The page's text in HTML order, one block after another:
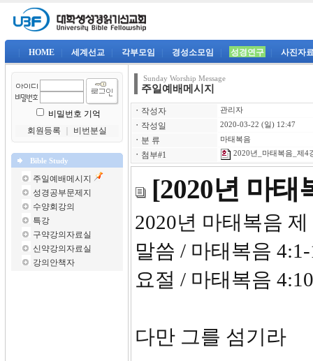
HOME 세계선교 각부모임 경성소모임 성경연구 사진자
비밀번호 기억
회원등록
비번분실
Bible Study
주일예배메시지
성경공부문제지
수양회강의
특강
구약강의자료실
신약강의자료실
강의안책자
Sunday Worship Message
주일예배메시지
ㆍ 작성자 관리자
ㆍ 작성일 2020-03-22 (일) 12:47
ㆍ 분 류 마태복음
ㆍ 첨부#1 2020년_마태복음_제4
[2020년 마태
2020년 마
말씀 / 마태복음
요절 / 마태복음 4:10
다만 그를 섬기라